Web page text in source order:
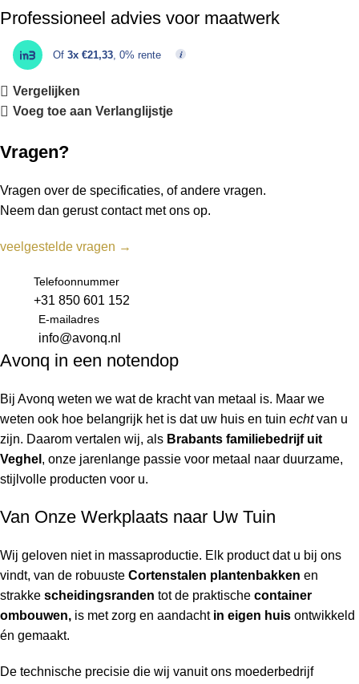
Professioneel advies voor maatwerk
Of 3x €21,33, 0% rente
Vergelijken
Voeg toe aan Verlanglijstje
Vragen?
Vragen over de specificaties, of andere vragen.
Neem dan gerust contact met ons op.
veelgestelde vragen →
Telefoonnummer
+31 850 601 152
E-mailadres
info@avonq.nl
Avonq in een notendop
Bij Avonq weten we wat de kracht van metaal is. Maar we
weten ook hoe belangrijk het is dat uw huis en tuin echtvan u
zijn. Daarom vertalen wij, als Brabants familiebedrijf uit
Veghel , onze jarenlange passie voor metaal naar duurzame,
stijlvolle producten voor u.
Van Onze Werkplaats naar Uw Tuin
Wij geloven niet in massaproductie. Elk product dat u bij ons
vindt, van de robuuste Cortenstalen plantenbakken en
strakke scheidingsranden tot de praktische container
ombouwen, is met zorg en aandacht in eigen huis ontwikkeld
én gemaakt.
De technische precisie die wij vanuit ons moederbedrijf